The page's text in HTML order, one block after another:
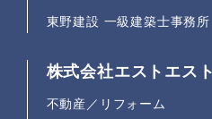
東野建設 一級建築士事務所
株式会社エストエスト
不動産／リフォーム